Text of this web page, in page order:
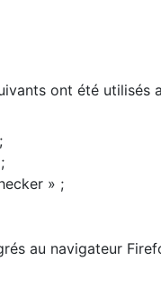
ont été utilisés
» ;
au navigateur